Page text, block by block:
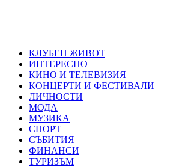
КЛУБЕН ЖИВОТ
ИНТЕРЕСНО
КИНО И ТЕЛЕВИЗИЯ
КОНЦЕРТИ И ФЕСТИВАЛИ
ЛИЧНОСТИ
МОДА
МУЗИКА
СПОРТ
СЪБИТИЯ
ФИНАНСИ
ТУРИЗЪМ